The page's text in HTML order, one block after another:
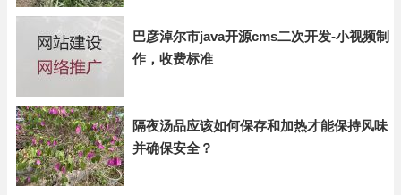
巴彦淖尔市java开源cms二次开发-小视频制
作，收费标准
隔夜汤品应该如何保存和加热才能保持风味
并确保安全？